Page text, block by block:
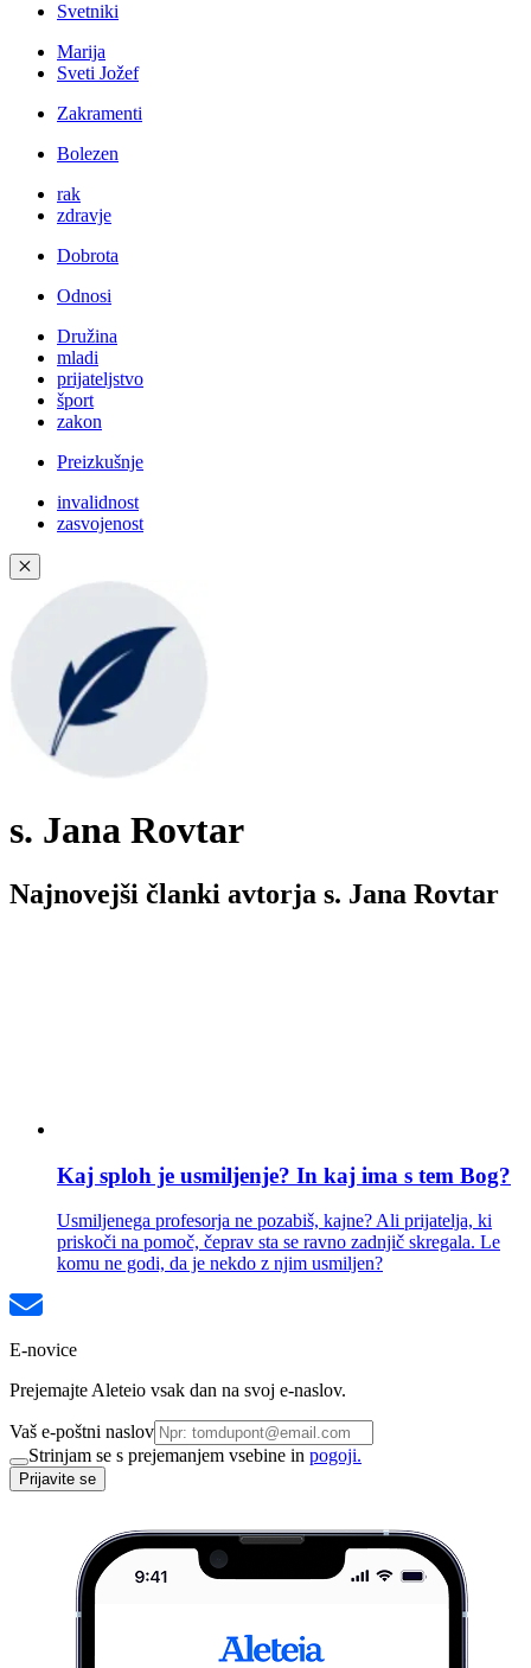
Svetniki
Marija
Sveti Jožef
Zakramenti
Bolezen
rak
zdravje
Dobrota
Odnosi
Družina
mladi
prijateljstvo
šport
zakon
Preizkušnje
invalidnost
zasvojenost
✕
s. Jana Rovtar
Najnovejši članki avtorja s. Jana Rovtar
Kaj sploh je usmiljenje? In kaj ima s tem Bog?
Usmiljenega profesorja ne pozabiš, kajne? Ali prijatelja, ki
priskoči na pomoč, čeprav sta se ravno zadnjič skregala. Le
komu ne godi, da je nekdo z njim usmiljen?
E-novice
Prejemajte Aleteio vsak dan na svoj e-naslov.
Vaš e-poštni naslov
Strinjam se s prejemanjem vsebine in pogoji.
Prijavite se